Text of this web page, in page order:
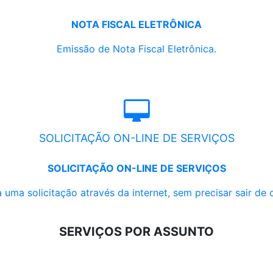
NOTA FISCAL ELETRÔNICA
Emissão de Nota Fiscal Eletrônica.
SOLICITAÇÃO ON-LINE DE SERVIÇOS
SOLICITAÇÃO ON-LINE DE SERVIÇOS
uma solicitação através da internet, sem precisar sair de
SERVIÇOS POR ASSUNTO